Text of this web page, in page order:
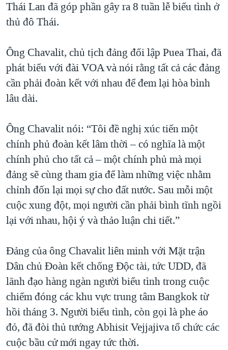
CÁC GIÁ TRỊ CỘNG HÒA Ở VIỆT NAM
TRỊNH VĨNH BÌNH VS. CHÍNH PHỦ VIỆT NAM
NGƯ DÂN VIỆT VÀ LÀN SÓNG TRỘM HẢI SÂM
BÊN KIA QUỐC LỘ: TIẾNG VỌNG TỪ NÔNG THÔN MỸ
QUAN HỆ VIỆT MỸ
Thái Lan đã góp phần gây ra 8 tuần lễ biểu tình ở
thủ đô Thái.
Ông Chavalit, chủ tịch đảng đối lập Puea Thai, đã
phát biểu với đài VOA và nói rằng tất cả các đảng
cần phải đoàn kết với nhau để đem lại hòa bình
lâu dài.
Ông Chavalit nói: “Tôi đề nghị xúc tiến một
chính phủ đoàn kết lâm thời – có nghĩa là một
chính phủ cho tất cả – một chính phủ mà mọi
đảng sẽ cùng tham gia để làm những việc nhằm
chỉnh đốn lại mọi sự cho đất nước. Sau mỗi một
cuộc xung đột, mọi người cần phải bình tĩnh ngồi
lại với nhau, hội ý và thảo luận chi tiết.”
Đảng của ông Chavalit liên minh với Mặt trận
Dân chủ Đoàn kết chống Độc tài, tức UDD, đã
lãnh đạo hàng ngàn người biểu tình trong cuộc
chiếm đóng các khu vực trung tâm Bangkok từ
hồi tháng 3. Người biểu tình, còn gọi là phe áo
đỏ, đã đòi thủ tướng Abhisit Vejjajiva tổ chức các
cuộc bầu cử mới ngay tức thời.